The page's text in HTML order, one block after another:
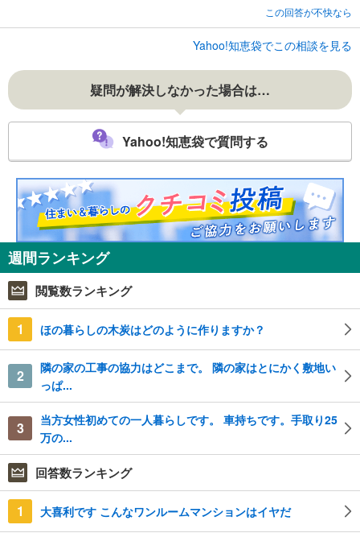
この回答が不快なら
Yahoo!知恵袋でこの相談を見る
疑問が解決しなかった場合は…
Yahoo!知恵袋で質問する
週間ランキング
閲覧数ランキング
1 ほの暮らしの木炭はどのように作りますか？
2
隣の家の工事の協力はどこまで。 隣の家はとにかく敷地い
っぱ...
3
当方女性初めての一人暮らしです。 車持ちです。手取り25
万の...
回答数ランキング
1 大喜利です こんなワンルームマンションはイヤだ